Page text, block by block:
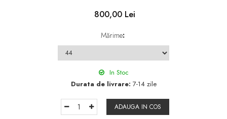
800,00 Lei
Mărime:
In Stoc
Durata de livrare: 7-14 zile
ADAUGA IN COS